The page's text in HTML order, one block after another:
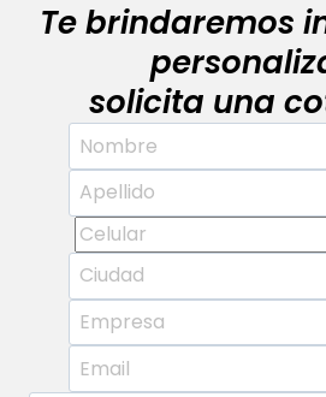
Te brindaremos
solicita una